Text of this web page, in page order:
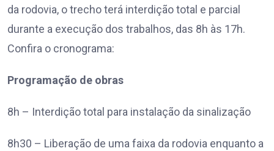
da rodovia, o trecho terá interdição total e parcial
durante a execução dos trabalhos, das 8h às 17h.
Confira o cronograma:
Programação de obras
8h – Interdição total para instalação da sinalização
8h30 – Liberação de uma faixa da rodovia enquanto a